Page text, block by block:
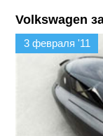
Volkswagen
3 февраля '11